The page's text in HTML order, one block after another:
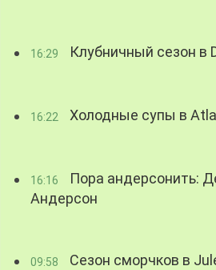
16:29 Клубничный сезон в
16:22 Холодные супы в
16:16
Пора андерсонить:
Андерсон
09:58 Сезон сморчков в